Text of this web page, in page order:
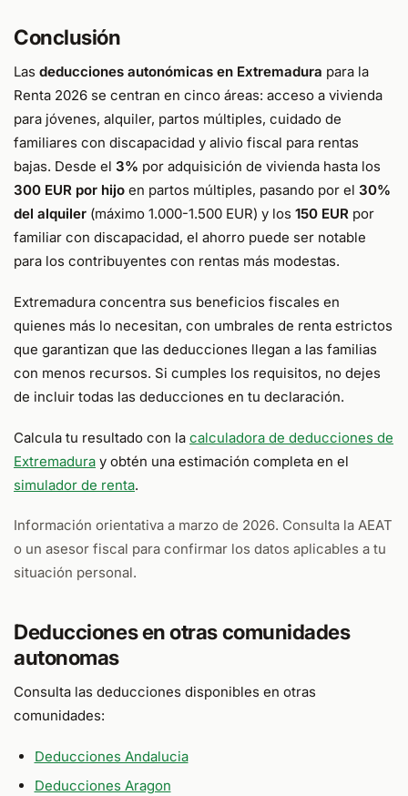
Conclusión
Las deducciones autonómicas en Extremadura para la
Renta 2026 se centran en cinco áreas: acceso a vivienda
para jóvenes, alquiler, partos múltiples, cuidado de
familiares con discapacidad y alivio fiscal para rentas
bajas. Desde el 3% por adquisición de vivienda hasta los
300 EUR por hijo en partos múltiples, pasando por el 30%
del alquiler (máximo 1.000-1.500 EUR) y los 150 EUR por
familiar con discapacidad, el ahorro puede ser notable
para los contribuyentes con rentas más modestas.
Extremadura concentra sus beneficios fiscales en
quienes más lo necesitan, con umbrales de renta estrictos
que garantizan que las deducciones llegan a las familias
con menos recursos. Si cumples los requisitos, no dejes
de incluir todas las deducciones en tu declaración.
Calcula tu resultado con la calculadora de deducciones de
Extremadura y obtén una estimación completa en el
simulador de renta.
Información orientativa a marzo de 2026. Consulta la AEAT
o un asesor fiscal para confirmar los datos aplicables a tu
situación personal.
Deducciones en otras comunidades
autonomas
Consulta las deducciones disponibles en otras
comunidades:
Deducciones Andalucia
Deducciones Aragon